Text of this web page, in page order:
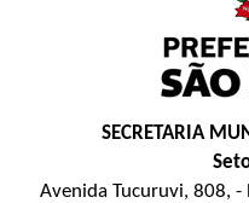
SECRETARIA
Avenida Tucuruvi, 808, -